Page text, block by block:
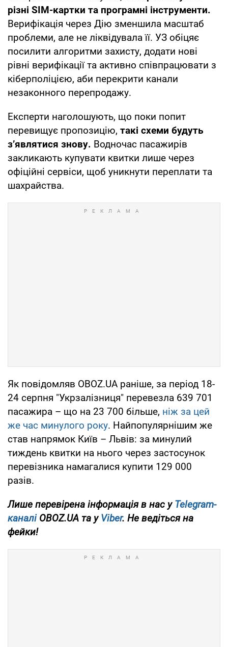
різні SIM-картки та програмні інструменти.
Верифікація через Дію зменшила масштаб
проблеми, але не ліквідувала її. УЗ обіцяє
посилити алгоритми захисту, додати нові
рівні верифікації та активно співпрацювати з
кіберполіцією, аби перекрити канали
незаконного перепродажу.
Експерти наголошують, що поки попит
перевищує пропозицію, такі схеми будуть
з’являтися знову. Водночас пасажирів
закликають купувати квитки лише через
офіційні сервіси, щоб уникнути переплати та
шахрайства.
Як повідомляв OBOZ.UA раніше, за період 18-
24 серпня "Укрзалізниця" перевезла 639 701
пасажира – що на 23 700 більше, ніж за цей
же час минулого року. Найпопулярнішим же
став напрямок Київ – Львів: за минулий
тиждень квитки на нього через застосунок
перевізника намагалися купити 129 000
разів.
Лише перевірена інформація в нас уTelegram-
каналіOBOZ.UA та уViber. Не ведіться на
фейки!